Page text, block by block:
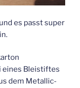
es passt super
eines Bleistiftes
dem Metallic-